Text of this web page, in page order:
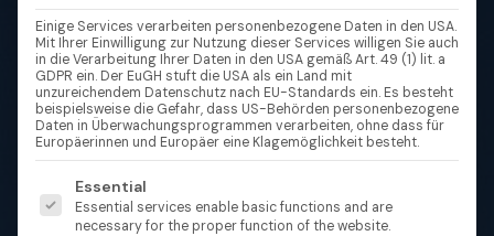
Einige Services verarbeiten personenbezogene Daten in den USA.
Mit Ihrer Einwilligung zur Nutzung dieser Services willigen Sie auch
in die Verarbeitung Ihrer Daten in den USA gemäß Art. 49 (1) lit. a
GDPR ein. Der EuGH stuft die USA als ein Land mit
unzureichendem Datenschutz nach EU-Standards ein. Es besteht
beispielsweise die Gefahr, dass US-Behörden personenbezogene
Daten in Überwachungsprogrammen verarbeiten, ohne dass für
Europäerinnen und Europäer eine Klagemöglichkeit besteht.
Es folgt eine Liste der Service-Gruppen, für die eine
Essential
Essential services enable basic functions and are
necessary for the proper function of the website.